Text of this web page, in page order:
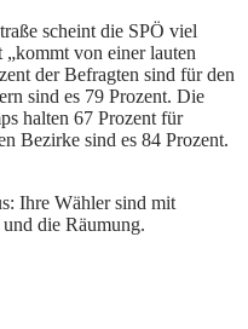
scheint die SPÖ viel
von einer lauten
der Befragten sind für den
sind es 79 Prozent. Die
halten 67 Prozent für
Bezirke sind es 84 Prozent.
Ihre Wähler sind mit
die Räumung.